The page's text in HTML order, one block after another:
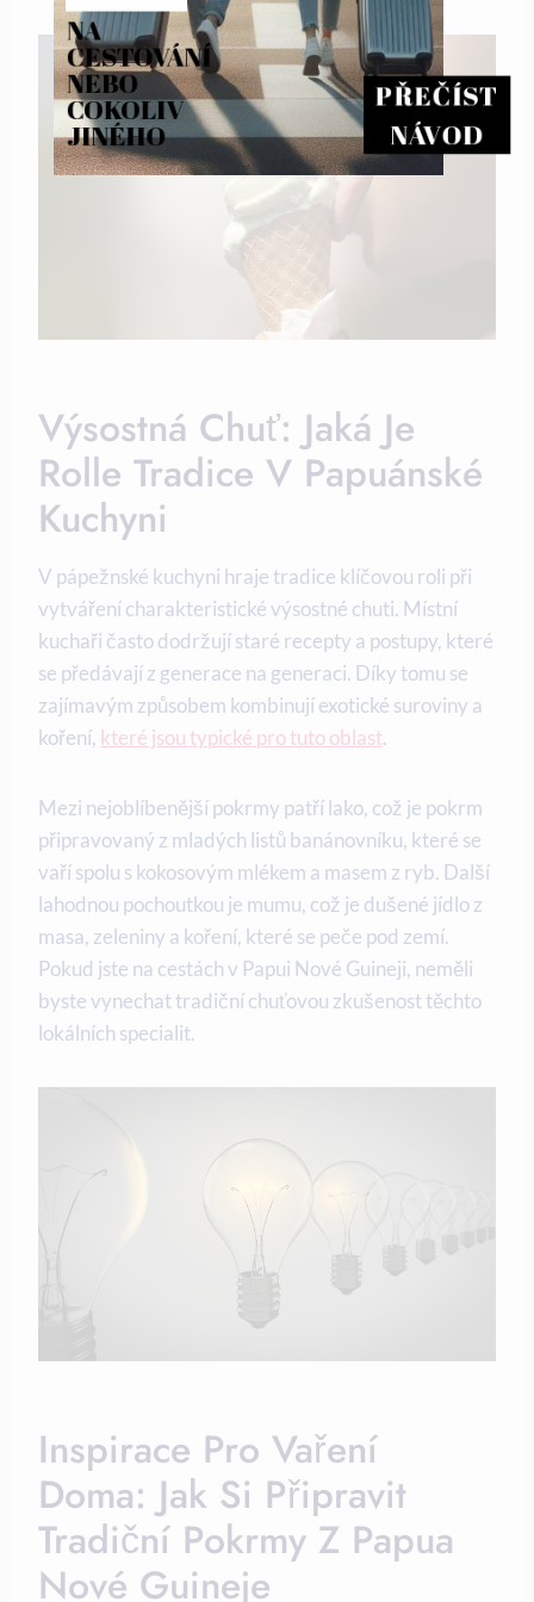
Výsostná Chuť: Jaká Je
Rolle Tradice V Papuánské
Kuchyni
V pápežnské kuchyni hraje tradice klíčovou roli při‍
vytváření charakteristické výsostné chuti.‌ Místní
kuchaři často ‍dodržují staré recepty a postupy, které⁢
se předávají z generace na generaci. Díky tomu se
zajímavým způsobem kombinují exotické suroviny a
⁢koření, které jsou typické pro tuto oblast.
Mezi nejoblíbenější pokrmy patří lako, což je‍ pokrm
připravovaný z mladých listů banánovníku, které se
vaří spolu s kokosovým mlékem ⁢a masem z ryb. Další
lahodnou pochoutkou je mumu, což⁤ je dušené jídlo z
masa, zeleniny a koření, které se peče pod zemí.
⁤Pokud jste na cestách v Papui Nové ‌Guineji, ⁤neměli
byste vynechat tradiční chuťovou zkušenost těchto
lokálních specialit.
Inspirace Pro Vaření⁣
Doma: Jak Si Připravit
Tradiční Pokrmy Z Papua
⁢Nové Guineje
PŘEČÍST
NÁVOD
NA
CESTOVÁNÍ
NEBO
COKOLIV
JINÉHO